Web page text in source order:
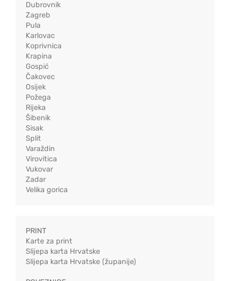
Dubrovnik
Zagreb
Pula
Karlovac
Koprivnica
Krapina
Gospić
Čakovec
Osijek
Požega
Rijeka
Šibenik
Sisak
Split
Varaždin
Virovitica
Vukovar
Zadar
Velika gorica
PRINT
Karte za print
Slijepa karta Hrvatske
Slijepa karta Hrvatske (županije)